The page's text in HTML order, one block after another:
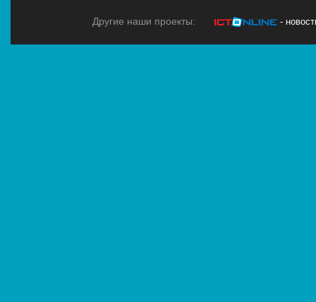
Другие наши проекты: -